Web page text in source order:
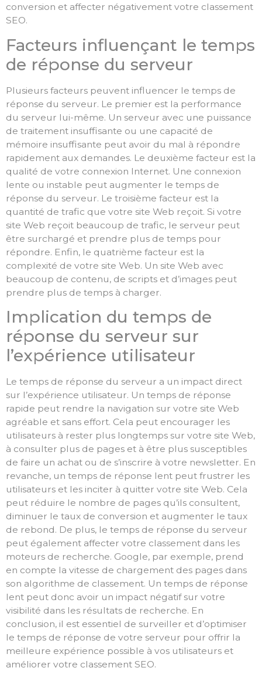
conversion et affecter négativement votre classement
SEO.
Facteurs influençant le temps
de réponse du serveur
Plusieurs facteurs peuvent influencer le temps de
réponse du serveur. Le premier est la performance
du serveur lui-même. Un serveur avec une puissance
de traitement insuffisante ou une capacité de
mémoire insuffisante peut avoir du mal à répondre
rapidement aux demandes. Le deuxième facteur est la
qualité de votre connexion Internet. Une connexion
lente ou instable peut augmenter le temps de
réponse du serveur. Le troisième facteur est la
quantité de trafic que votre site Web reçoit. Si votre
site Web reçoit beaucoup de trafic, le serveur peut
être surchargé et prendre plus de temps pour
répondre. Enfin, le quatrième facteur est la
complexité de votre site Web. Un site Web avec
beaucoup de contenu, de scripts et d’images peut
prendre plus de temps à charger.
Implication du temps de
réponse du serveur sur
l’expérience utilisateur
Le temps de réponse du serveur a un impact direct
sur l’expérience utilisateur. Un temps de réponse
rapide peut rendre la navigation sur votre site Web
agréable et sans effort. Cela peut encourager les
utilisateurs à rester plus longtemps sur votre site Web,
à consulter plus de pages et à être plus susceptibles
de faire un achat ou de s’inscrire à votre newsletter. En
revanche, un temps de réponse lent peut frustrer les
utilisateurs et les inciter à quitter votre site Web. Cela
peut réduire le nombre de pages qu’ils consultent,
diminuer le taux de conversion et augmenter le taux
de rebond. De plus, le temps de réponse du serveur
peut également affecter votre classement dans les
moteurs de recherche. Google, par exemple, prend
en compte la vitesse de chargement des pages dans
son algorithme de classement. Un temps de réponse
lent peut donc avoir un impact négatif sur votre
visibilité dans les résultats de recherche. En
conclusion, il est essentiel de surveiller et d’optimiser
le temps de réponse de votre serveur pour offrir la
meilleure expérience possible à vos utilisateurs et
améliorer votre classement SEO.